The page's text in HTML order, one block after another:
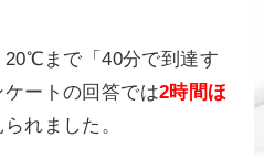
20℃まで「40分で到達す
ートの回答では2時間ほ
れました。